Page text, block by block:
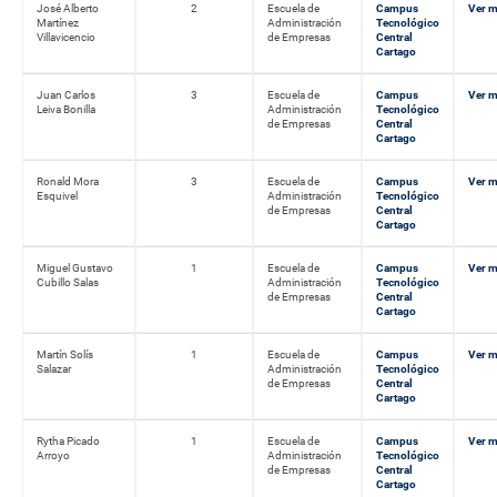
José Alberto
Martínez
Villavicencio
2
Escuela de
Administración
de Empresas
Campus
Tecnológico
Central
Cartago
Ver
Juan Carlos
Leiva Bonilla
3
Escuela de
Administración
de Empresas
Campus
Tecnológico
Central
Cartago
Ver
Ronald Mora
Esquivel
3
Escuela de
Administración
de Empresas
Campus
Tecnológico
Central
Cartago
Ver
Miguel Gustavo
Cubillo Salas
1
Escuela de
Administración
de Empresas
Campus
Tecnológico
Central
Cartago
Ver
Martín Solís
Salazar
1
Escuela de
Administración
de Empresas
Campus
Tecnológico
Central
Cartago
Ver
Rytha Picado
Arroyo
1
Escuela de
Administración
de Empresas
Campus
Tecnológico
Central
Cartago
Ver